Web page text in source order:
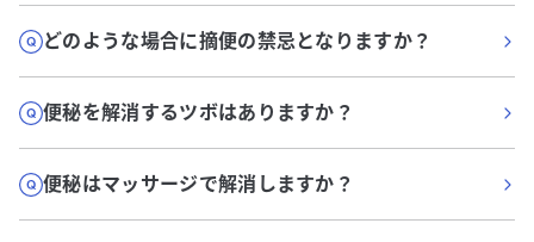
どのような場合に摘便の禁忌となりますか？
便秘を解消するツボはありますか？
便秘はマッサージで解消しますか？